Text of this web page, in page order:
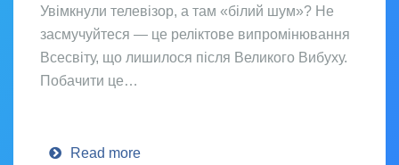
Увімкнули телевізор, а там «білий шум»? Не
засмучуйтеся — це реліктове випромінювання
Всесвіту, що лишилося після Великого Вибуху.
Побачити це…
Read more